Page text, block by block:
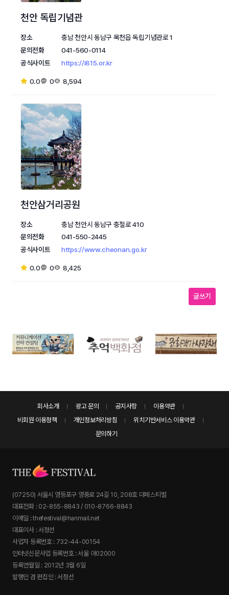
천안 독립기념관
장소
충남 천안시 동남구 목천읍 독립기념관로 1
문의전화
041-560-0114
공식사이트
https://i815.or.kr
0.0 0 8,594
천안삼거리공원
장소
충남 천안시 동남구 충절로 410
문의전화
041-550-2445
공식사이트
https://www.cheonan.go.kr
0.0 0 8,425
글쓰기
회사소개 광고 문의 공지사항
이용약관
비회원 이용정책
개인정보처리방침
위치기반서비스 이용약관
문의하기
(07250) 서울시 영등포구 영중로 24길 10, 208호 더페스티벌
대표전화 : 02-855-8843 / 010-8766-8843
이메일 : thefestival@hanmail.net
대표이사 : 서정선
사업자 등록번호 : 732-44-00154
인터넷신문사업 등록번호 : 서울 아02000
등록연월일 : 2012년 3월 6일
발행인 겸 편집인 : 서정선